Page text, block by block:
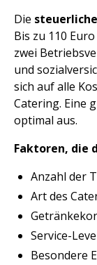
Die
Bis zu 110
zwei
und
sich auf alle
Catering. Eine
optimal aus.
Faktoren, die
Anzahl der
Art des
Service-
Besondere